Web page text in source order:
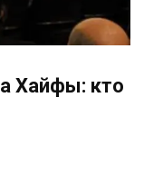
Хайфы: кто